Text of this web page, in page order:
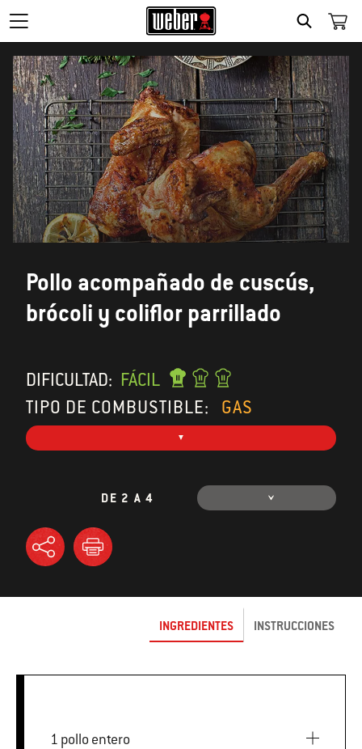
SEARCH
Pollo acompañado de cuscús,
brócoli y coliflor parrillado
DIFICULTAD: FÁCIL
TIPO DE COMBUSTIBLE:
GAS
DE 2 A 4
INGREDIENTES INSTRUCCIONES
1 pollo entero